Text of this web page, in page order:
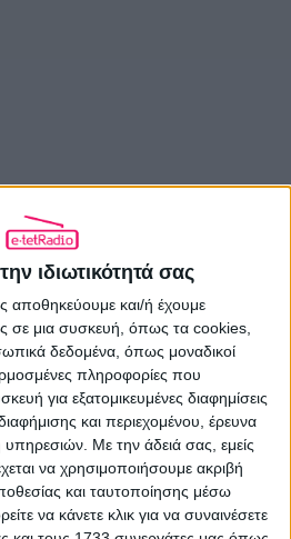
ιδιωτικότητά σας
αποθηκεύουμε και/ή έχουμε
σε μια συσκευή, όπως τα cookies,
δεδομένα, όπως μοναδικοί
πληροφορίες που
για εξατομικευμένες διαφημίσεις
και περιεχομένου, έρευνα
υπηρεσιών. Με την άδειά σας, εμείς
να χρησιμοποιήσουμε ακριβή
και ταυτοποίησης μέσω
να κάνετε κλικ για να συναινέσετε
ΕΙΔΗΣΕΩΝ(σύνολο)
Σρόιτερ): 15,8%
15,6%
14,5%
9%